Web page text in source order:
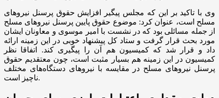
وی با تاکید بر این که مجلس پیگیر افزایش حقوق پرسنل نیرو‌های
مسلح است، عنوان کرد: موضوع حقوق پایین پرسنل نیرو‌های مسلح
از جمله مسائلی بود که در نشست با امیر موسوی و معاونان ایشان
مورد بحث قرار گرفت و ستاد کل پیشنهاد خوبی در این زمینه ارائه
داد و قرار شد که کمیسیون هم آن را پیگیری کند. اتفاقا نظر
کمیسیون در این زمینه هم بسیار مثبت است، چون معتقدیم حقوق
پرسنل نیرو‌های مسلح در مقایسه با نیرو‌های دستگاه‌های مختلف
ناچیز است.